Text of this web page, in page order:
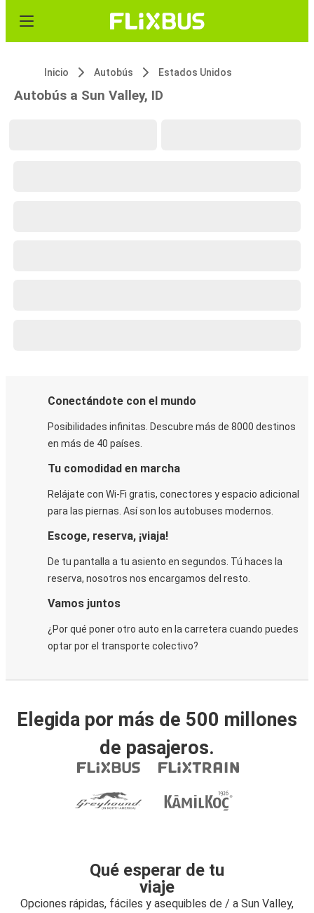
Inicio Autobús Estados Unidos
Autobús a Sun Valley, ID
Conectándote con el mundo
Posibilidades infinitas. Descubre más de 8000 destinos
en más de 40 países.
Tu comodidad en marcha
Relájate con Wi-Fi gratis, conectores y espacio adicional
para las piernas. Así son los autobuses modernos.
Escoge, reserva, ¡viaja!
De tu pantalla a tu asiento en segundos. Tú haces la
reserva, nosotros nos encargamos del resto.
Vamos juntos
¿Por qué poner otro auto en la carretera cuando puedes
optar por el transporte colectivo?
Elegida por más de 500 millones
de pasajeros.
Qué esperar de tu
viaje
Opciones rápidas, fáciles y asequibles de / a Sun Valley,